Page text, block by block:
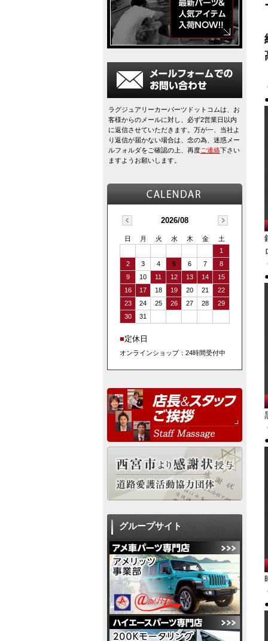
ラグジュアリーカーパーツドットコムは、お
客様からのメールに対し、必ず2営業日以内
に返信させていただきます。万が一、当社よ
り返信が届かない場合は、念の為、迷惑メー
ルフォルダをご確認の上、再度ご連絡下さい
ますようお願いします。
2026/08
日 月 火 水 木 金
土
1
2
3 4 5 6 7
8
9
10 11 12 13 14
15
16
17 18 19 20 21
22
23
24 25 26 27 28
29
30
31
■定休日
オンラインショップ：24時間受付中
グループサイト